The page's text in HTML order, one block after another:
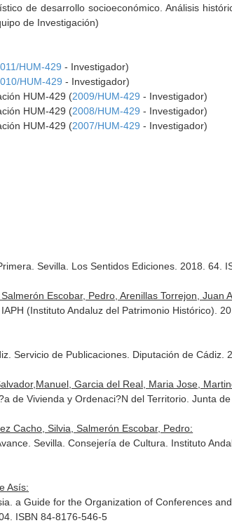
de desarrollo socioeconómico. Análisis
de Investigación)
HUM-429 - Investigador)
HUM-429 - Investigador)
HUM-429 (2009/HUM-429 - Investigador)
HUM-429 (2008/HUM-429 - Investigador)
HUM-429 (2007/HUM-429 - Investigador)
Sevilla. Los Sentidos Ediciones. 2018. 64.
Escobar, Pedro, Arenillas Torrejon, Juan
(Instituto Andaluz del Patrimonio Histórico).
Servicio de Publicaciones. Diputación de Cádiz.
Garcia del Real, Maria Jose,
de Vivienda y Ordenaci?N del Territorio. Junta
Cacho, Silvia, Salmerón Escobar, Pedro:
Sevilla. Consejería de Cultura. Instituto
Asís:
a Guide for the Organization of Conferences
ISBN 84-8176-546-5